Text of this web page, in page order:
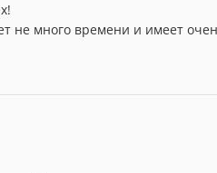
не много времени и имеет